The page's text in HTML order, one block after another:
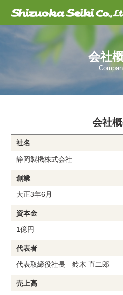
お問合せ・
会社
会社
社名
静岡製機株式会社
創業
大正3年6月
資本金
1億円
代表者
代表取締役社長 鈴木 直二郎
売上高